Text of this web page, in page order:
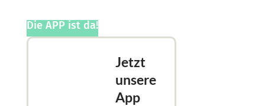
Die APP ist da!
Jetzt
unsere
App